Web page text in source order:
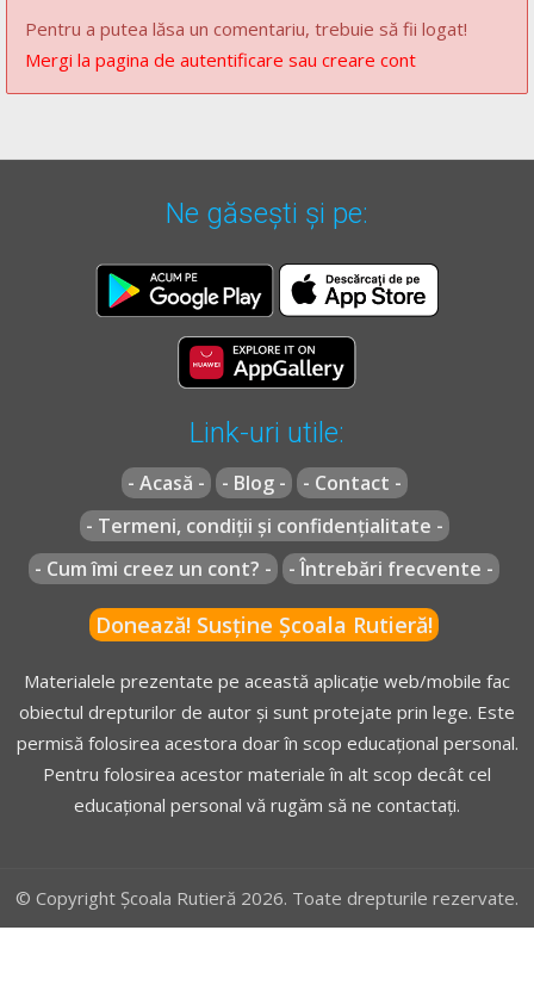
Pentru a putea lăsa un comentariu, trebuie să fii logat!
Mergi la pagina de autentificare sau creare cont
Ne găsești și pe:
Link-uri utile:
- Acasă - - Blog -
- Contact -
- Termeni, condiții și confidențialitate -
- Cum îmi creez un cont? -
- Întrebări frecvente -
Donează! Susține Școala Rutieră!
Materialele prezentate pe această aplicație web/mobile fac
obiectul drepturilor de autor și sunt protejate prin lege. Este
permisă folosirea acestora doar în scop educațional personal.
Pentru folosirea acestor materiale în alt scop decât cel
educațional personal vă rugăm să ne contactați.
© Copyright Școala Rutieră 2026. Toate drepturile rezervate.